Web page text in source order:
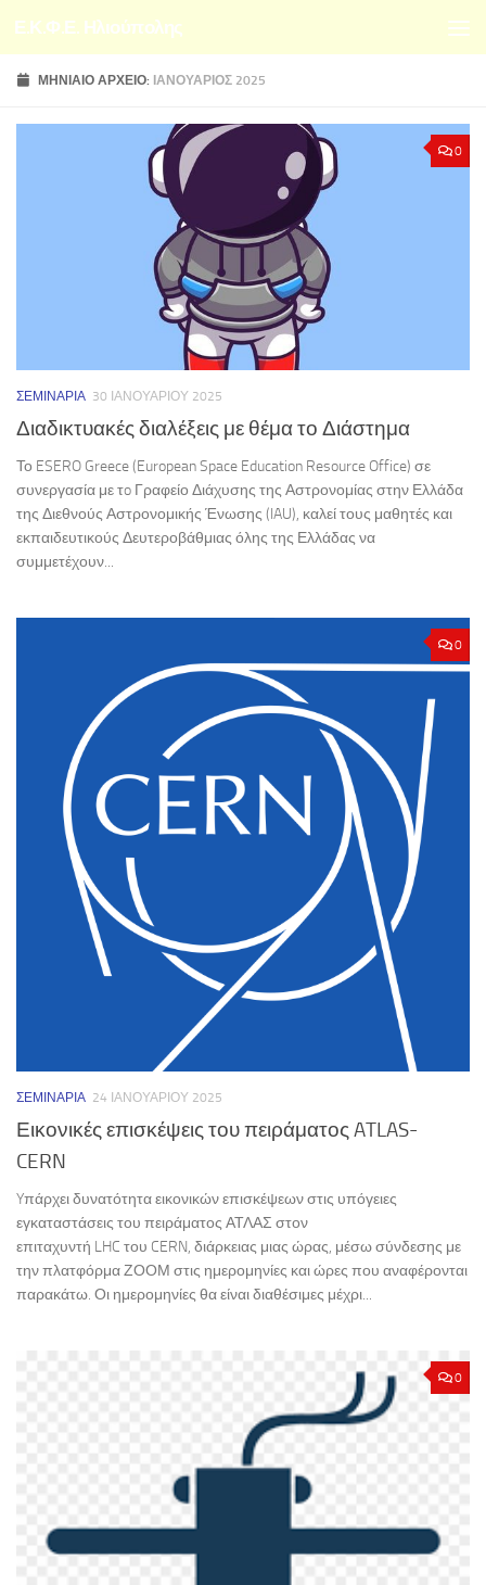
Skip to content
Ε.Κ.Φ.Ε. Ηλιούπολης
ΜΗΝΙΑΊΟ ΑΡΧΕΊΟ: ΙΑΝΟΥΆΡΙΟΣ 2025
0
ΣΕΜΙΝΆΡΙΑ 30 ΙΑΝΟΥΑΡΊΟΥ 2025
Διαδικτυακές διαλέξεις με θέμα το Διάστημα
Το ESERO Greece (European Space Education Resource Office) σε
συνεργασία με τo Γραφείο Διάχυσης της Αστρονομίας στην Ελλάδα
της Διεθνούς Αστρονομικής Ένωσης (IAU), καλεί τους μαθητές και
εκπαιδευτικούς Δευτεροβάθμιας όλης της Ελλάδας να
συμμετέχουν...
0
ΣΕΜΙΝΆΡΙΑ 24 ΙΑΝΟΥΑΡΊΟΥ 2025
Εικονικές επισκέψεις του πειράματος ATLAS-
CERN
Yπάρχει δυνατότητα εικονικών επισκέψεων στις υπόγειες
εγκαταστάσεις του πειράματος ΑΤΛΑΣ στον
επιταχυντή LHC του CERN, διάρκειας μιας ώρας, μέσω σύνδεσης με
την πλατφόρμα ΖΟΟΜ στις ημερομηνίες και ώρες που αναφέρονται
παρακάτω. Οι ημερομηνίες θα είναι διαθέσιμες μέχρι...
0